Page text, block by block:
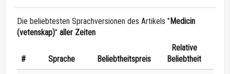
Die beliebtesten Sprachversionen des Artikels " Medicin
(vetenskap)" aller Zeiten
# Sprache Beliebtheitspreis
Relative
Beliebtheit